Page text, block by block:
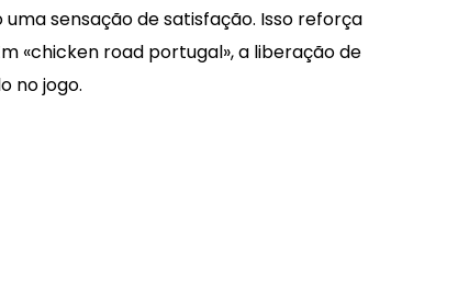
sensação de satisfação. Isso reforça
«chicken road portugal», a liberação de
no jogo.